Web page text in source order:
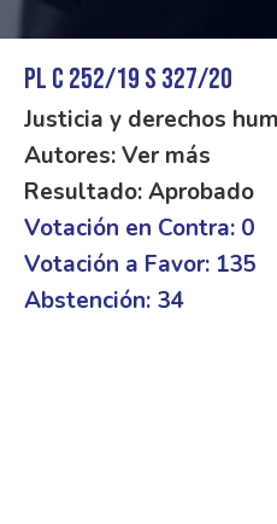
PL C 252/19 S 327/20
Justicia y derechos
Autores: Ver más
Resultado: Aprobado
Votación en Contra: 0
Votación a Favor: 135
Abstención: 34